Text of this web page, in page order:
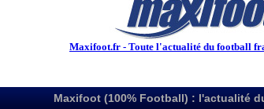
Maxifoot.fr - Toute l'actualité du football
Maxifoot (100% Football) : l'actualité